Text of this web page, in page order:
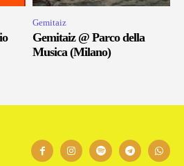
Gemitaiz
Gemitaiz @ Parco della
Musica (Milano)